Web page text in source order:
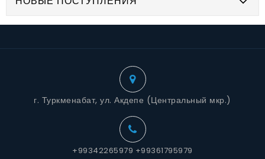
г. Туркменабат, ул. Акдепе (Центральный мкр.)
+99342265979 +99361795979